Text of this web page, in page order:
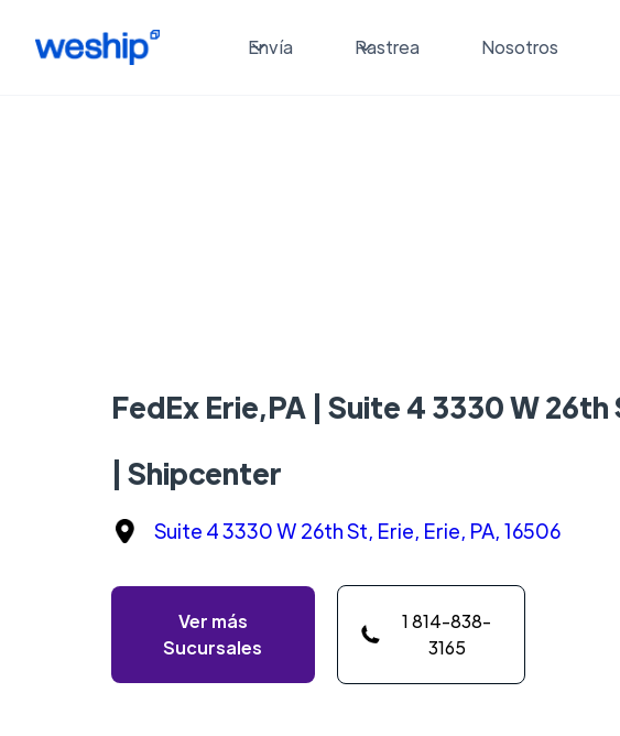
Envía Rastrea Nosotros
FedEx Erie,PA | Suite 4 3330 W 26th
| Shipcenter
Suite 4 3330 W 26th St, Erie, Erie, PA, 16506
Ver más
Sucursales
1 814-838-
3165